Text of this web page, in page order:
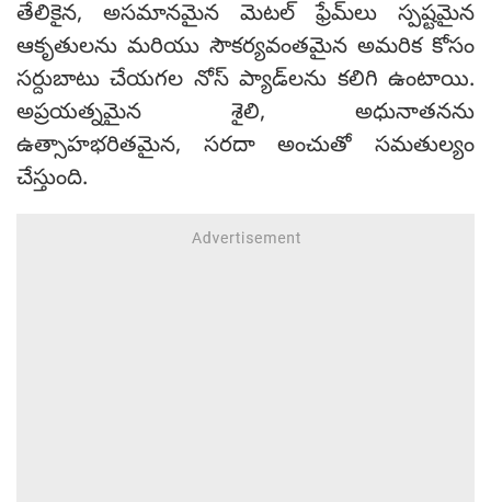
తేలికైన, అసమానమైన మెటల్ ఫ్రేమ్‌లు స్పష్టమైన
ఆకృతులను మరియు సౌకర్యవంతమైన అమరిక కోసం
సర్దుబాటు చేయగల నోస్ ప్యాడ్‌లను కలిగి ఉంటాయి.
అప్రయత్నమైన శైలి, అధునాతనను
ఉత్సాహభరితమైన, సరదా అంచుతో సమతుల్యం
చేస్తుంది.